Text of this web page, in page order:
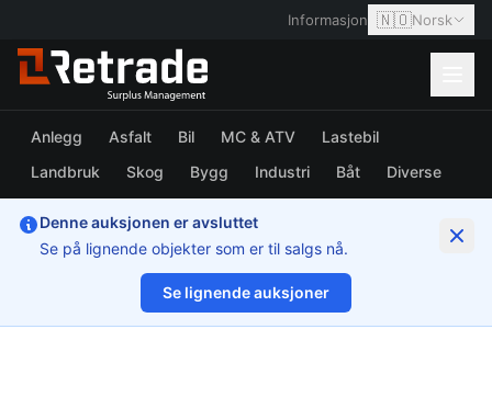
Informasjon 🇳🇴Norsk
Anlegg Asfalt Bil MC & ATV
Lastebil
Landbruk
Skog Bygg Industri Båt Diverse
Denne auksjonen er avsluttet
Se på lignende objekter som er til salgs nå.
Se lignende auksjoner
1/6